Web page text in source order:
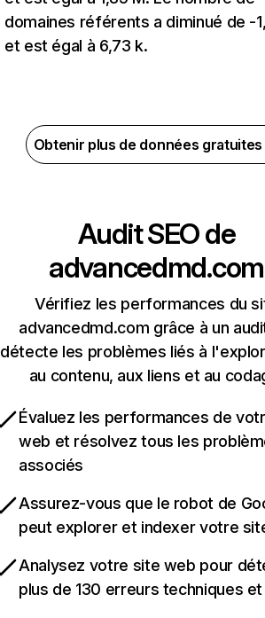
domaines référents a diminué de -
et est égal à 6,73 k.
Obtenir plus de données
Audit SEO de
advancedmd.com
Vérifiez les performances du
advancedmd.com grâce à un
détecte les problèmes liés à
au contenu, aux liens et au
Évaluez les performances de
web et résolvez tous les
associés
Assurez-vous que le robot de
peut explorer et indexer votre
Analysez votre site web pour
plus de 130 erreurs techniques et